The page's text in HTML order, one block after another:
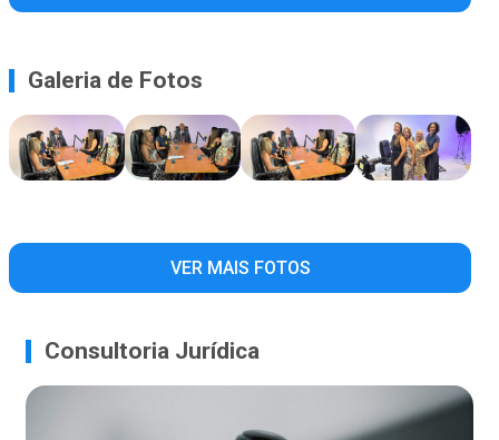
Galeria de Fotos
VER MAIS FOTOS
Consultoria Jurídica